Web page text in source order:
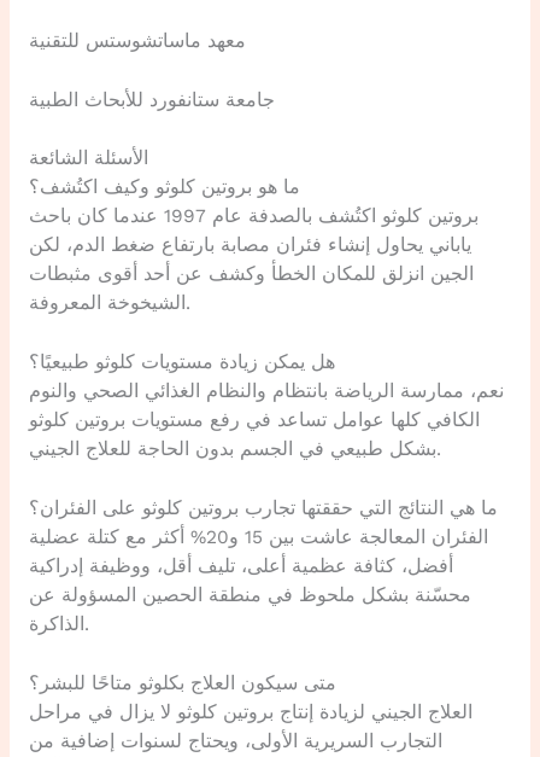
معهد ماساتشوستس للتقنية
جامعة ستانفورد للأبحاث الطبية
الأسئلة الشائعة
ما هو بروتين كلوثو وكيف اكتُشف؟
بروتين كلوثو اكتُشف بالصدفة عام 1997 عندما كان باحث
ياباني يحاول إنشاء فئران مصابة بارتفاع ضغط الدم، لكن
الجين انزلق للمكان الخطأ وكشف عن أحد أقوى مثبطات
الشيخوخة المعروفة.
هل يمكن زيادة مستويات كلوثو طبيعيًا؟
نعم، ممارسة الرياضة بانتظام والنظام الغذائي الصحي والنوم
الكافي كلها عوامل تساعد في رفع مستويات بروتين كلوثو
بشكل طبيعي في الجسم بدون الحاجة للعلاج الجيني.
ما هي النتائج التي حققتها تجارب بروتين كلوثو على الفئران؟
الفئران المعالجة عاشت بين 15 و20% أكثر مع كتلة عضلية
أفضل، كثافة عظمية أعلى، تليف أقل، ووظيفة إدراكية
محسّنة بشكل ملحوظ في منطقة الحصين المسؤولة عن
الذاكرة.
متى سيكون العلاج بكلوثو متاحًا للبشر؟
العلاج الجيني لزيادة إنتاج بروتين كلوثو لا يزال في مراحل
التجارب السريرية الأولى، ويحتاج لسنوات إضافية من